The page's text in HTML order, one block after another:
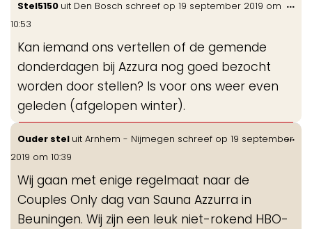
gastenboek-
lijst
Stel5150 uit Den Bosch schreef op 19 september 2019 om
10:53
Kan iemand ons vertellen of de gemende
donderdagen bij Azzura nog goed bezocht
worden door stellen? Is voor ons weer even
geleden (afgelopen winter).
...
Ouder stel uit Arnhem - Nijmegen schreef op 19 september
2019 om 10:39
Wij gaan met enige regelmaat naar de
Couples Only dag van Sauna Azzurra in
Beuningen. Wij zijn een leuk niet-rokend HBO-
...